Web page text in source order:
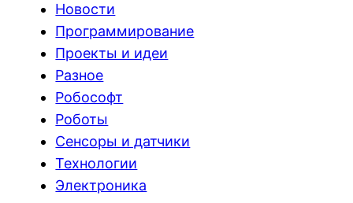
Новости
Программирование
Проекты и идеи
Разное
Робософт
Роботы
Сенсоры и датчики
Технологии
Электроника